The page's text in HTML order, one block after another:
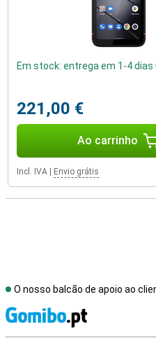
Em stock: entrega em 1-4 dias
221,00 €
Ao carrinho
Incl. IVA Envio grátis
O nosso balcão de apoio ao